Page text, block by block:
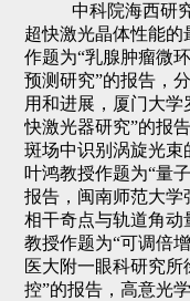
中科院海西研
超快激光晶体性能
作题为“乳腺肿瘤微
预测研究”的报告，
用和进展，厦门大学
快激光器研究”的报
斑场中识别涡旋光束
叶鸿教授作题为“量
报告，闽南师范大学
相干奇点与轨道角动
教授作题为“可调倍
医大附一眼科研究
控”的报告，高意光